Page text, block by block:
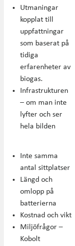
Utmaningar
kopplat till
uppfattningar
som baserat på
tidiga
erfarenheter av
biogas.
Infrastrukturen
– om man inte
lyfter och ser
hela bilden
Inte samma
antal sittplatser
Längd och
omlopp på
batterierna
Kostnad och vikt
Miljöfrågor –
Kobolt